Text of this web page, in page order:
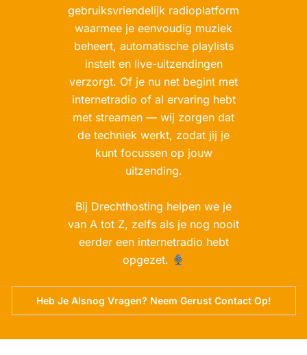
gebruiksvriendelijk radioplatform
waarmee je eenvoudig muziek
beheert, automatische playlists
instelt en live-uitzendingen
verzorgt. Of je nu net begint met
internetradio of al ervaring hebt
met streamen — wij zorgen dat
de techniek werkt, zodat jij je
kunt focussen op jouw
uitzending.
Bij Drechthosting helpen we je
van A tot Z, zelfs als je nog nooit
eerder een internetradio hebt
opgezet.
Heb Je Alsnog Vragen? Neem Gerust Contact Op!